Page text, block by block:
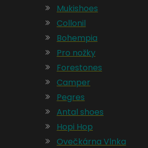
Mukishoes
Collonil
Bohempia
Pro nožky
Forestones
Camper
Pegres
Antal shoes
Hopi Hop
Ovečkárna Vlnka